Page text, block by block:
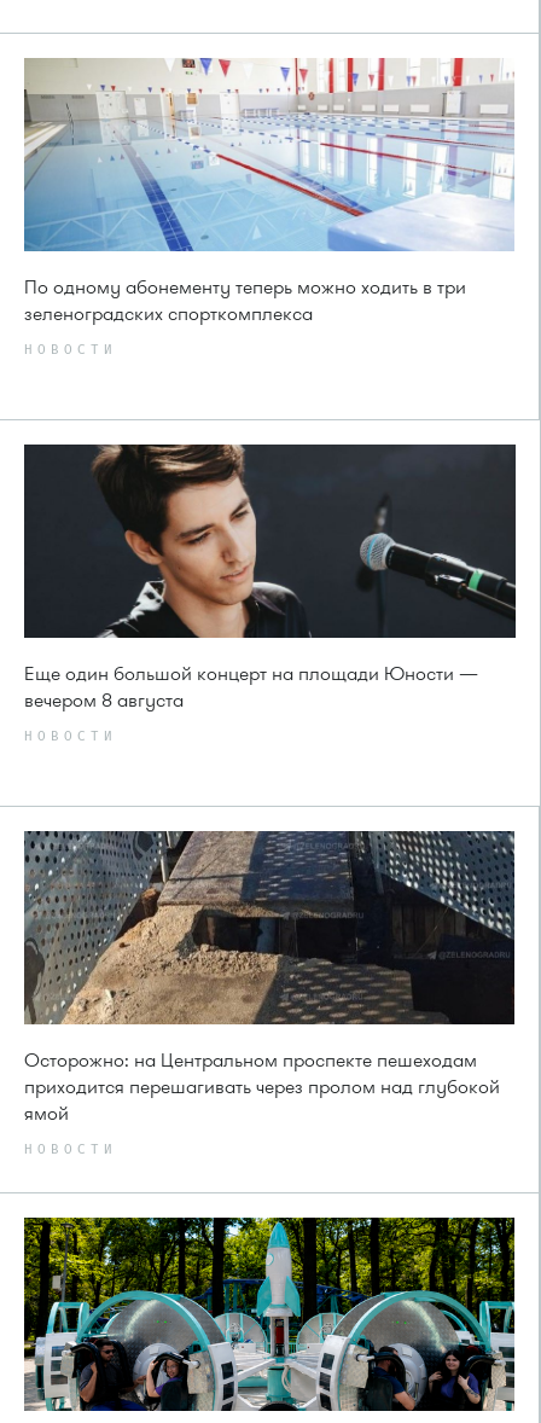
По одному абонементу теперь можно ходить в три
зеленоградских спорткомплекса
НОВОСТИ
Еще один большой концерт на площади Юности —
вечером 8 августа
НОВОСТИ
Осторожно: на Центральном проспекте пешеходам
приходится перешагивать через пролом над глубокой
ямой
НОВОСТИ